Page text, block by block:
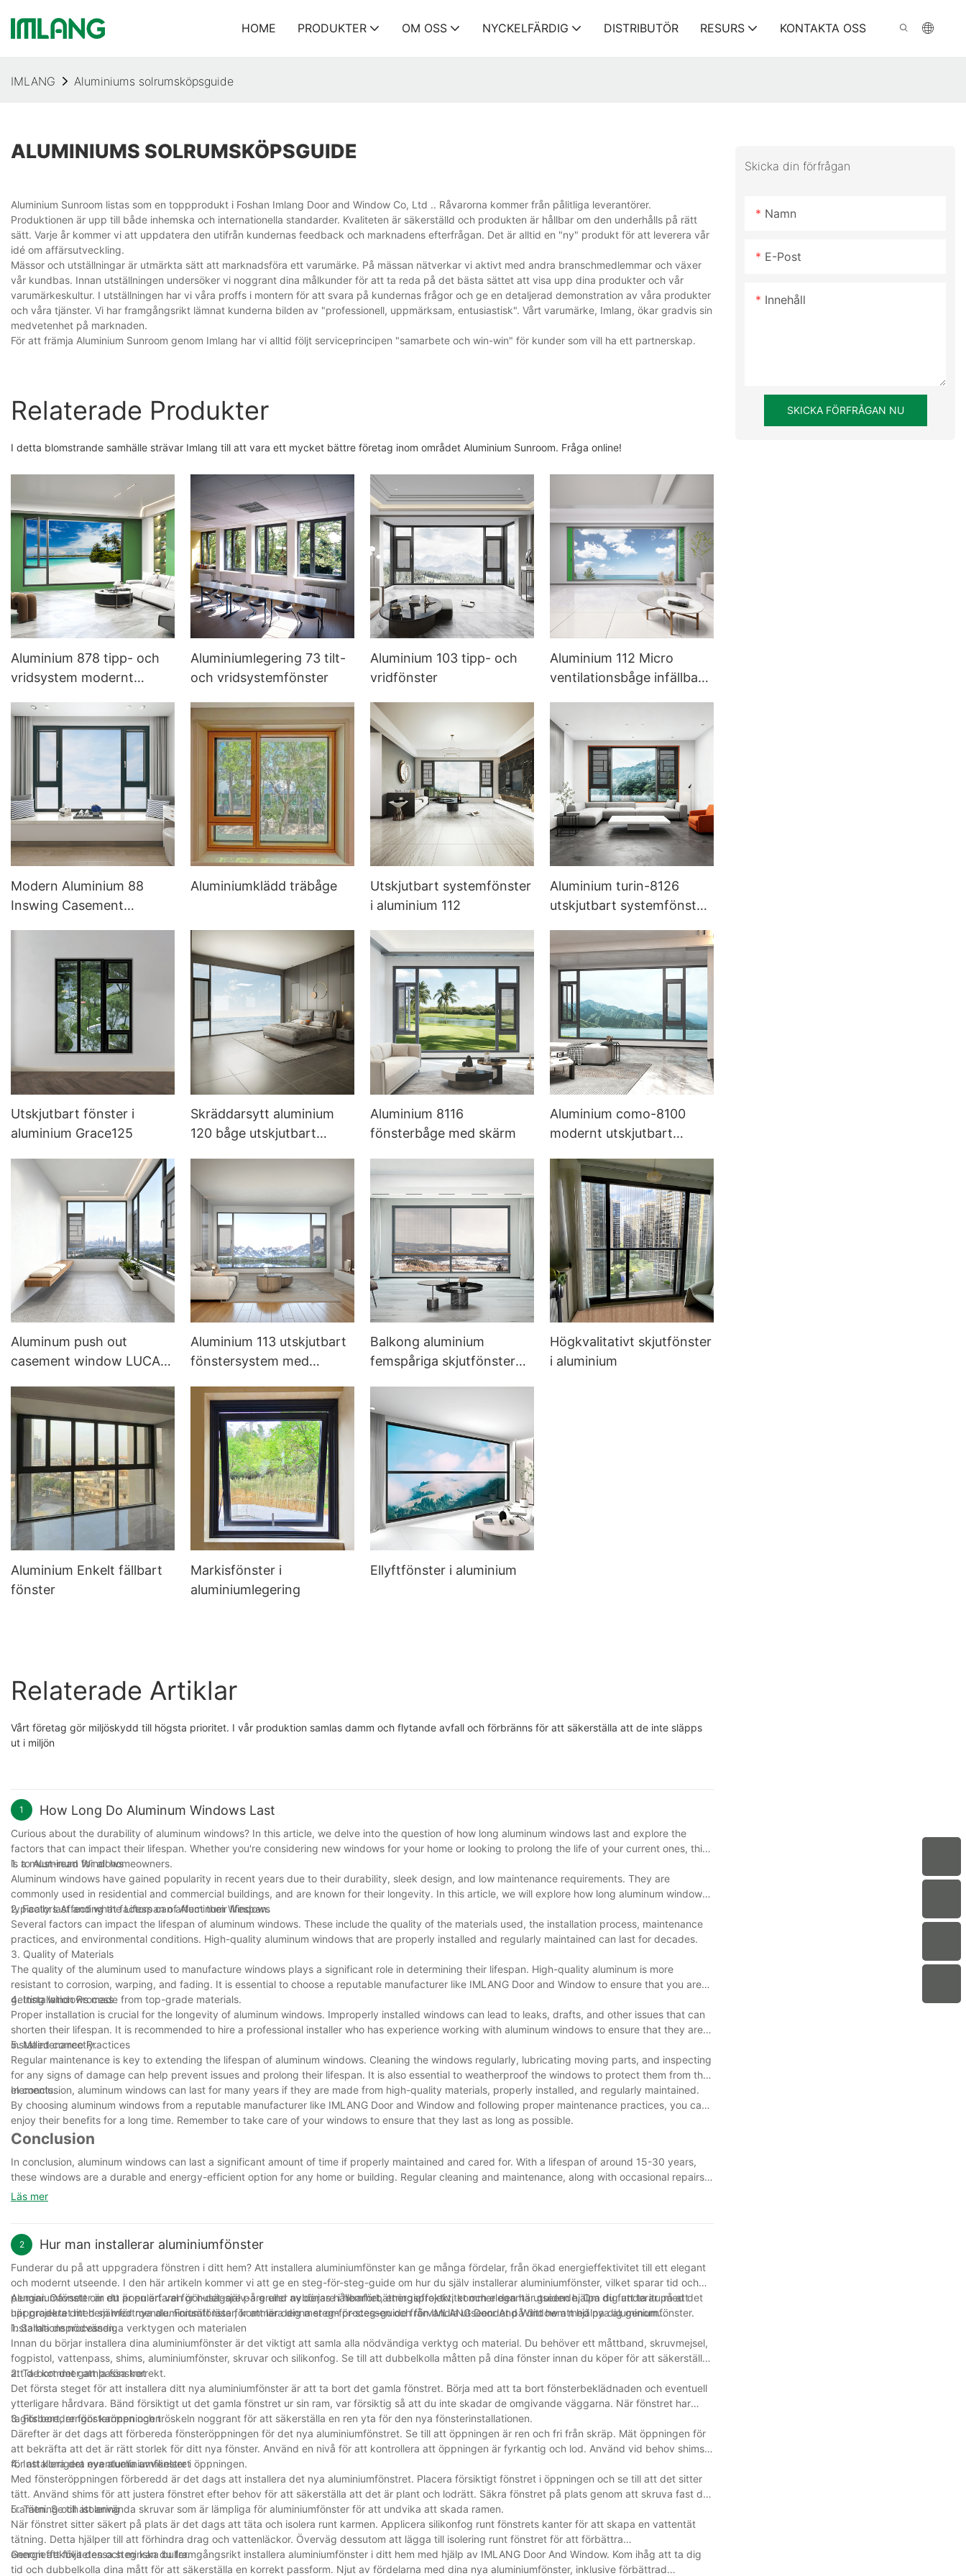
HOME PRODUKTER OM OSS NYCKELFÄRDIG DISTRIBUTÖR RESURS KONTAKTA OSS
IMLANG Aluminiums solrumsköpsguide
ALUMINIUMS SOLRUMSKÖPSGUIDE
Aluminium Sunroom listas som en toppprodukt i Foshan Imlang Door and Window Co, Ltd .. Råvarorna kommer från pålitliga leverantörer.
Produktionen är upp till både inhemska och internationella standarder. Kvaliteten är säkerställd och produkten är hållbar om den underhålls på rätt
sätt. Varje år kommer vi att uppdatera den utifrån kundernas feedback och marknadens efterfrågan. Det är alltid en "ny" produkt för att leverera vår
idé om affärsutveckling.
Mässor och utställningar är utmärkta sätt att marknadsföra ett varumärke. På mässan nätverkar vi aktivt med andra branschmedlemmar och växer
vår kundbas. Innan utställningen undersöker vi noggrant dina målkunder för att ta reda på det bästa sättet att visa upp dina produkter och vår
varumärkeskultur. I utställningen har vi våra proffs i montern för att svara på kundernas frågor och ge en detaljerad demonstration av våra produkter
och våra tjänster. Vi har framgångsrikt lämnat kunderna bilden av "professionell, uppmärksam, entusiastisk". Vårt varumärke, Imlang, ökar gradvis sin
medvetenhet på marknaden.
För att främja Aluminium Sunroom genom Imlang har vi alltid följt serviceprincipen "samarbete och win-win" för kunder som vill ha ett partnerskap.
Relaterade Produkter
I detta blomstrande samhälle strävar Imlang till att vara ett mycket bättre företag inom området Aluminium Sunroom. Fråga online!
Aluminium 878 tipp- och
vridsystem modernt
Aluminiumlegering 73 tilt-
och vridsystemfönster
Aluminium 103 tipp- och
vridfönster
Aluminium 112 Micro
ventilationsbåge infällbart
Modern Aluminium 88
Inswing Casement
Aluminiumklädd träbåge
Utskjutbart systemfönster
i aluminium 112
Aluminium turin-8126
utskjutbart systemfönster
Utskjutbart fönster i
aluminium Grace125
Skräddarsytt aluminium
120 båge utskjutbart
Aluminium 8116
fönsterbåge med skärm
Aluminium como-8100
modernt utskjutbart
Aluminum push out
casement window LUCA
Aluminium 113 utskjutbart
fönstersystem med
Balkong aluminium
femspåriga skjutfönster
Högkvalitativt skjutfönster
i aluminium
Aluminium Enkelt fällbart
fönster
Markisfönster i
aluminiumlegering
Ellyftfönster i aluminium
Relaterade Artiklar
Vårt företag gör miljöskydd till högsta prioritet. I vår produktion samlas damm och flytande avfall och förbränns för att säkerställa att de inte släpps
ut i miljön
1 How Long Do Aluminum Windows Last
Curious about the durability of aluminum windows? In this article, we delve into the question of how long aluminum windows last and explore the
factors that can impact their lifespan. Whether you're considering new windows for your home or looking to prolong the life of your current ones, this
is a must-read for all homeowners.
1. to Aluminum Windows
Aluminum windows have gained popularity in recent years due to their durability, sleek design, and low maintenance requirements. They are
commonly used in residential and commercial buildings, and are known for their longevity. In this article, we will explore how long aluminum windows
typically last and what factors can affect their lifespan.
2. Factors Affecting the Lifespan of Aluminum Windows
Several factors can impact the lifespan of aluminum windows. These include the quality of the materials used, the installation process, maintenance
practices, and environmental conditions. High-quality aluminum windows that are properly installed and regularly maintained can last for decades.
3. Quality of Materials
The quality of the aluminum used to manufacture windows plays a significant role in determining their lifespan. High-quality aluminum is more
resistant to corrosion, warping, and fading. It is essential to choose a reputable manufacturer like IMLANG Door and Window to ensure that you are
getting windows made from top-grade materials.
4. Installation Process
Proper installation is crucial for the longevity of aluminum windows. Improperly installed windows can lead to leaks, drafts, and other issues that can
shorten their lifespan. It is recommended to hire a professional installer who has experience working with aluminum windows to ensure that they are
installed correctly.
5. Maintenance Practices
Regular maintenance is key to extending the lifespan of aluminum windows. Cleaning the windows regularly, lubricating moving parts, and inspecting
for any signs of damage can help prevent issues and prolong their lifespan. It is also essential to weatherproof the windows to protect them from the
elements.
In conclusion, aluminum windows can last for many years if they are made from high-quality materials, properly installed, and regularly maintained.
By choosing aluminum windows from a reputable manufacturer like IMLANG Door and Window and following proper maintenance practices, you can
enjoy their benefits for a long time. Remember to take care of your windows to ensure that they last as long as possible.
Conclusion
In conclusion, aluminum windows can last a significant amount of time if properly maintained and cared for. With a lifespan of around 15-30 years,
these windows are a durable and energy-efficient option for any home or building. Regular cleaning and maintenance, along with occasional repairs,
can help extend the lifespan of aluminum windows even further. Overall, investing in aluminum windows is a wise decision that can provide long-
Läs mer
2 Hur man installerar aluminiumfönster
Funderar du på att uppgradera fönstren i ditt hem? Att installera aluminiumfönster kan ge många fördelar, från ökad energieffektivitet till ett elegant
och modernt utseende. I den här artikeln kommer vi att ge en steg-för-steg-guide om hur du själv installerar aluminiumfönster, vilket sparar tid och
pengar. Oavsett om du är en erfaren gör-det-själv-are eller nybörjare i hemförbättringsprojekt, kommer den här guiden hjälpa dig att ta itu med det
här projektet med självförtroende. Fortsätt läsa för att lära dig mer om processen och förvandla utseendet på ditt hem med nya aluminiumfönster.
Aluminiumfönster är ett populärt val för husägare på grund av deras hållbarhet, energieffektivitet och eleganta utseende. Om du funderar på att
uppgradera ditt hem med nya aluminiumfönster, kommer denna steg-för-steg-guide från IMLANG Door And Window att hjälpa dig genom
installationsprocessen.
1. Samla de nödvändiga verktygen och materialen
Innan du börjar installera dina aluminiumfönster är det viktigt att samla alla nödvändiga verktyg och material. Du behöver ett måttband, skruvmejsel,
fogpistol, vattenpass, shims, aluminiumfönster, skruvar och silikonfog. Se till att dubbelkolla måtten på dina fönster innan du köper för att säkerställa
att de kommer att passa korrekt.
2. Ta bort det gamla fönstret
Det första steget för att installera ditt nya aluminiumfönster är att ta bort det gamla fönstret. Börja med att ta bort fönsterbeklädnaden och eventuell
ytterligare hårdvara. Bänd försiktigt ut det gamla fönstret ur sin ram, var försiktig så att du inte skadar de omgivande väggarna. När fönstret har
tagits bort, rengör karmen och tröskeln noggrant för att säkerställa en ren yta för den nya fönsterinstallationen.
3. Förbereder fönsteröppningen
Därefter är det dags att förbereda fönsteröppningen för det nya aluminiumfönstret. Se till att öppningen är ren och fri från skräp. Mät öppningen för
att bekräfta att det är rätt storlek för ditt nya fönster. Använd en nivå för att kontrollera att öppningen är fyrkantig och lod. Använd vid behov shims
för att korrigera eventuella avvikelser i öppningen.
4. Installera det nya aluminiumfönstret
Med fönsteröppningen förberedd är det dags att installera det nya aluminiumfönstret. Placera försiktigt fönstret i öppningen och se till att det sitter
tätt. Använd shims för att justera fönstret efter behov för att säkerställa att det är plant och lodrätt. Säkra fönstret på plats genom att skruva fast det
i ramen. Se till att använda skruvar som är lämpliga för aluminiumfönster för att undvika att skada ramen.
5. Tätning och isolering
När fönstret sitter säkert på plats är det dags att täta och isolera runt karmen. Applicera silikonfog runt fönstrets kanter för att skapa en vattentät
tätning. Detta hjälper till att förhindra drag och vattenläckor. Överväg dessutom att lägga till isolering runt fönstret för att förbättra
energieffektiviteten och minska buller.
Genom att följa dessa steg kan du framgångsrikt installera aluminiumfönster i ditt hem med hjälp av IMLANG Door And Window. Kom ihåg att ta dig
tid och dubbelkolla dina mått för att säkerställa en korrekt passform. Njut av fördelarna med dina nya aluminiumfönster, inklusive förbättrad
Skicka din förfrågan
Namn
E-Post
Innehåll
SKICKA FÖRFRÅGAN NU